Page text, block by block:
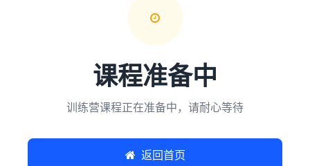
课程准备中
训练营课程正在准备中，请耐心等待
返回首页